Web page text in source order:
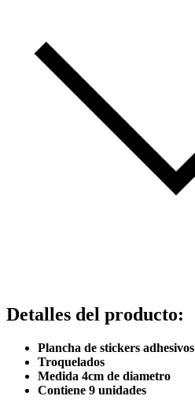
Detalles del producto:
Plancha de stickers adhesivos
Troquelados
Medida 4cm de diametro
Contiene 9 unidades